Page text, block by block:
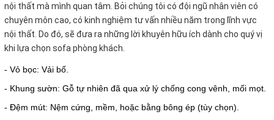
nội thất mà mình quan tâm. Bỏi chúng tôi có đội ngũ nhân viên có
chuyên môn cao, có kinh nghiệm tư vấn nhiều năm trong lĩnh vực
nội thất. Do đó, sẽ đưa ra những lời khuyên hữu ích dành cho quý vị
khi lựa chọn sofa phòng khách.
- Vỏ bọc: Vải bố.
- Khung sườn: Gỗ tự nhiên đã qua xử lý chống cong vênh, mối mọt.
- Đệm mút: Nệm cứng, mềm, hoặc bằng bông ép (tùy chọn).